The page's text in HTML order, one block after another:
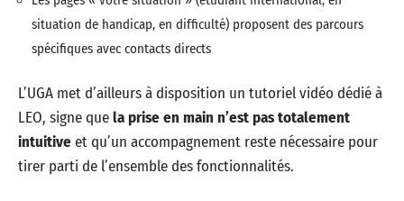
situation de handicap, en difficulté) proposent des parcours
spécifiques avec contacts directs
L’UGA met d’ailleurs à disposition un tutoriel vidéo dédié à
LEO, signe quela prise en main n’est pas totalement
intuitiveet qu’un accompagnement reste nécessaire pour
tirer parti de l’ensemble des fonctionnalités.